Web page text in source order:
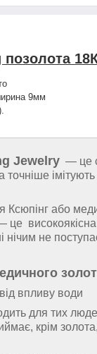
9мм
Jewelry — це
точніше імітують
Ксюпінг або
це
нічим не
впливу води
для тих
крім